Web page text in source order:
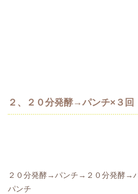
２、２０分発酵→パンチ×３回
２０分発酵→パンチ→２０分発酵→
パンチ